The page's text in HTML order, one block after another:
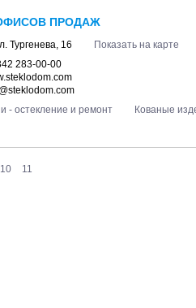
ПРОДАЖ
Тургенева, 16
Показать на карте
283-00-00
- остекление и ремонт
Кованые
10 11